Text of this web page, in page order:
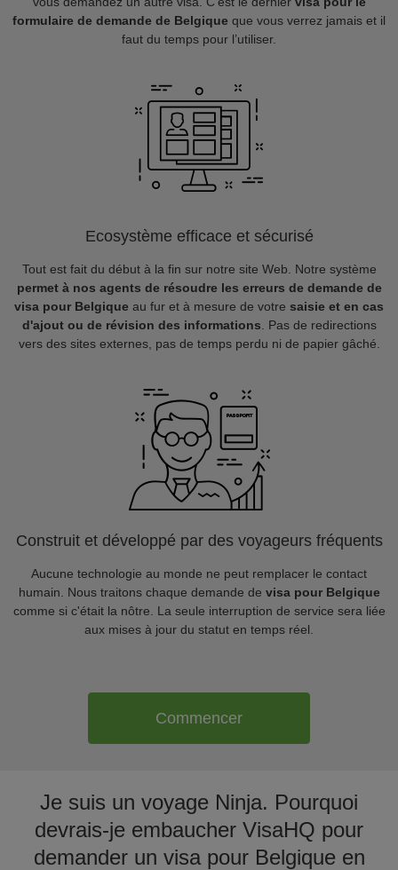
formulaire de demande de Belgique que vous verrez jamais et il
faut du temps pour l’utiliser.
Ecosystème efficace et sécurisé
Tout est fait du début à la fin sur notre site Web. Notre système
permet à nos agents de résoudre les erreurs de demande de
visa pour Belgique au fur et à mesure de votre saisie et en cas
d'ajout ou de révision des informations . Pas de redirections
vers des sites externes, pas de temps perdu ni de papier gâché.
Construit et développé par des voyageurs fréquents
Aucune technologie au monde ne peut remplacer le contact
humain. Nous traitons chaque demande de visa pour Belgique
comme si c'était la nôtre. La seule interruption de service sera liée
aux mises à jour du statut en temps réel.
Commencer
Je suis un voyage Ninja. Pourquoi
devrais-je embaucher VisaHQ pour
demander un visa pour Belgique en